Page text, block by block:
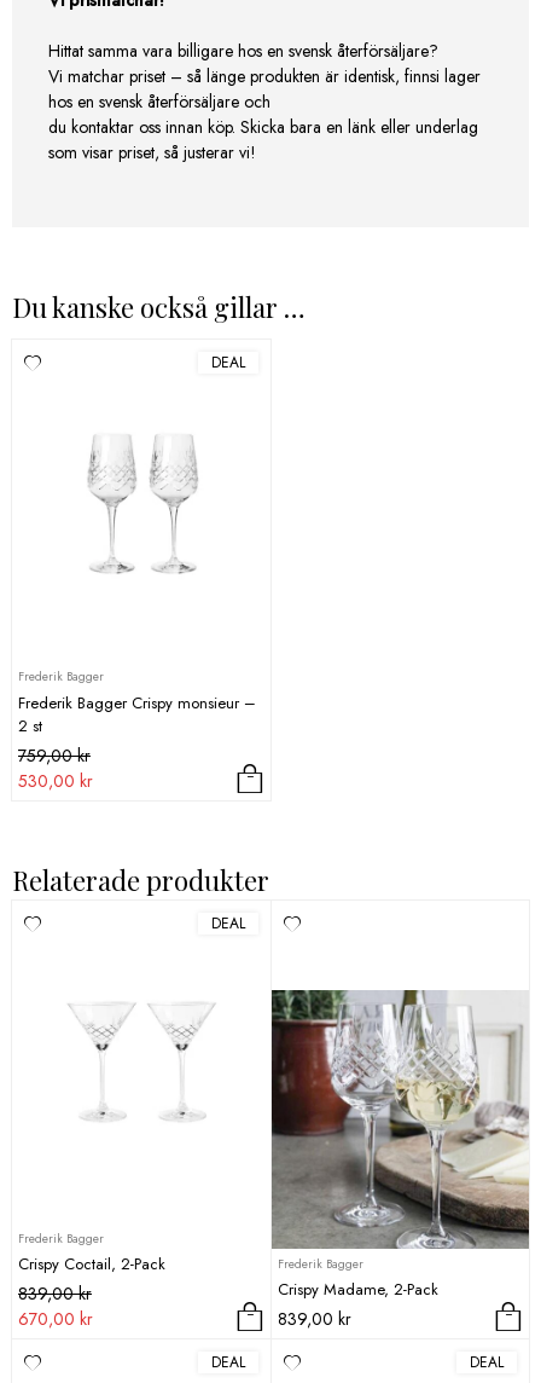
Hittat samma vara billigare hos en svensk återförsäljare?
Vi matchar priset – så länge produkten är identisk, finnsi lager
hos en svensk återförsäljare och
du kontaktar oss innan köp. Skicka bara en länk eller underlag
som visar priset, så justerar vi!
Du kanske också gillar …
DEAL
Frederik Bagger
Frederik Bagger Crispy monsieur –
2 st
759,00kr
Det
ursprungliga
530,00 kr
Det
nuvarande
Relaterade produkter
DEAL
Frederik Bagger
Crispy Coctail, 2-Pack
839,00kr
Det
ursprungliga
var:
670,00 kr
Det
nuvarande
är:
Frederik Bagger
Crispy Madame, 2-Pack
839,00 kr
DEAL DEAL